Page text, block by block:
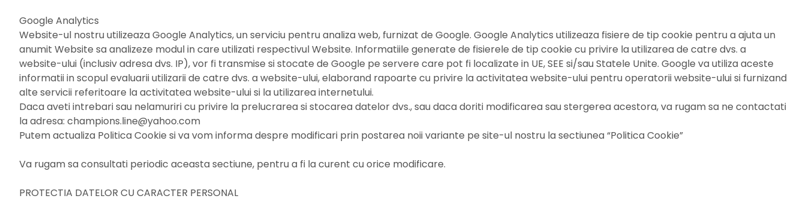
Google Analytics
Website-ul nostru utilizeaza Google Analytics, un serviciu pentru analiza web, furnizat de Google. Google Analytics utilizeaza fisiere de tip cookie pentru a ajuta un
anumit Website sa analizeze modul in care utilizati respectivul Website. Informatiile generate de fisierele de tip cookie cu privire la utilizarea de catre dvs. a
website-ului (inclusiv adresa dvs. IP), vor fi transmise si stocate de Google pe servere care pot fi localizate in UE, SEE si/sau Statele Unite. Google va utiliza aceste
informatii in scopul evaluarii utilizarii de catre dvs. a website-ului, elaborand rapoarte cu privire la activitatea website-ului pentru operatorii website-ului si furnizand
alte servicii referitoare la activitatea website-ului si la utilizarea internetului.
Daca aveti intrebari sau nelamuriri cu privire la prelucrarea si stocarea datelor dvs., sau daca doriti modificarea sau stergerea acestora, va rugam sa ne contactati
la adresa: champions.line@yahoo.com
Putem actualiza Politica Cookie si va vom informa despre modificari prin postarea noii variante pe site-ul nostru la sectiunea “Politica Cookie”
Va rugam sa consultati periodic aceasta sectiune, pentru a fi la curent cu orice modificare.
PROTECTIA DATELOR CU CARACTER PERSONAL